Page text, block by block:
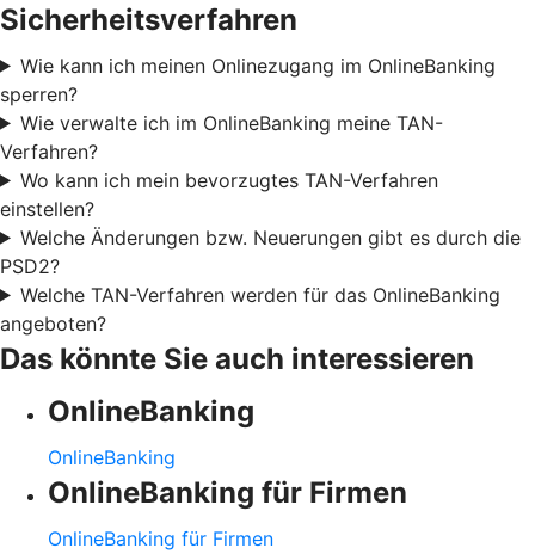
Sicherheitsverfahren
Wie kann ich meinen Onlinezugang im OnlineBanking
sperren?
Wie verwalte ich im OnlineBanking meine TAN-
Verfahren?
Wo kann ich mein bevorzugtes TAN-Verfahren
einstellen?
Welche Änderungen bzw. Neuerungen gibt es durch die
PSD2?
Welche TAN-Verfahren werden für das OnlineBanking
angeboten?
Das könnte Sie auch interessieren
OnlineBanking
OnlineBanking
OnlineBanking für Firmen
OnlineBanking für Firmen